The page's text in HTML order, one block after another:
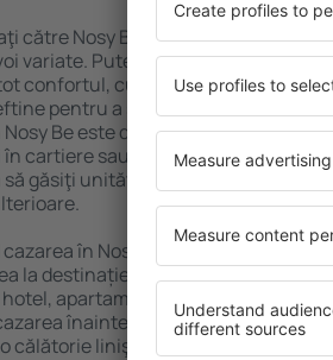
către Nosy Be? Găsiți cazare
variate. Puteți beneficia de
confortul, cu numeroase facilități,
pentru a sta câteva zile în timpul
Nosy Be este disponibilă în centrul
cartiere sau regiuni mai puțin
găsiţi unităţi de cazare în funcție de
în Nosy Be mai devreme, aveți
la destinație vă puteţi relaxa, fără a
apartament sau altă unitate de
înainte de călătoria către Nosy
călătorie liniştită.